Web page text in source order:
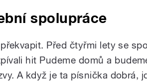
spolupráce
Před čtyřmi lety se
hit Pudeme domů a
A když je ta písnička dobrá,